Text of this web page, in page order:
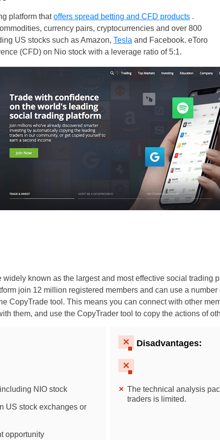
Brazil
Czechia
Germany
France
Greece
Poland
Russia
Sweden
platform thatoffers spread betting and CFD products .
currency pairs, cryptocurrencies and over 800
US stocks such as Amazon, Tesla and Facebook. eToro
(CFD) on Nio stock with a leverage ratio of 5:1.
widely known as the largest and most effective social trading
join 12 million registered members and can use a
CopyTrade tool. This means you can connect with other
them, and use the CopyTrader tool to copy the actions of
NIO stock
US stock exchanges or
opportunity
Disadvantages:
The technical analysis
traders is limited.